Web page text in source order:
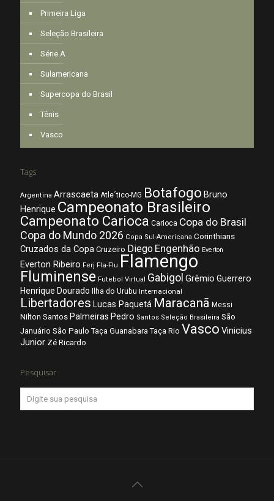
Primeira Liga
Seleção Brasileira
Série A
Sulamericana
Supercopa do Brasil
Tênis
Vasco
Tags
Argentina Arrascaeta Atle´tico-MG Botafogo Bruno
Henrique Campeonato Brasileiro
Campeonato Carioca Carioca Copa do Brasil
Copa do Mundo 2026 Copa Sul-Americana Corinthians
Cruzados da Copa Cruzeiro Diego Engenhão Everton
Everton Ribeiro Ferj Fla-Flu Flamengo
Fluminense Futebol Virtual Gabigol Grêmio Guerrero
Henrique Dourado Ilha do Urubu Internacional
Libertadores Lucas Paquetá Maracanã Messi
Nilton Santos Palmeiras Pedro Santos Seleção Brasileira São
Januário São Paulo Taça Guanabara Taça Rio Vasco Vinicius
Junior Zé Ricardo
Pesquisar